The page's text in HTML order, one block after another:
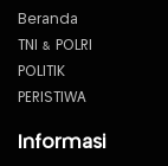
Beranda
TNI & POLRI
POLITIK
PERISTIWA
Informasi